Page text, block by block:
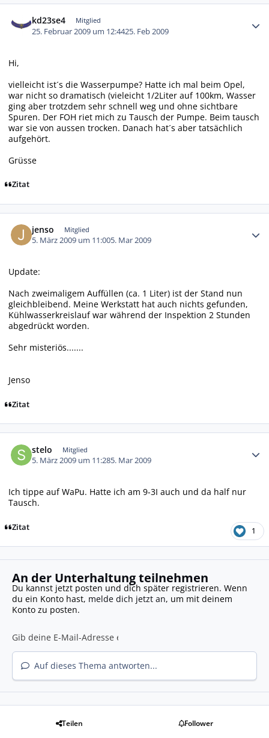
kd23se4 Mitglied
25. Februar 2009 um 12:4425. Feb 2009
Hi,
vielleicht ist´s die Wasserpumpe? Hatte ich mal beim Opel,
war nicht so dramatisch (vieleicht 1/2Liter auf 100km, Wasser
ging aber trotzdem sehr schnell weg und ohne sichtbare
Spuren. Der FOH riet mich zu Tausch der Pumpe. Beim tausch
war sie von aussen trocken. Danach hat´s aber tatsächlich
aufgehört.
Grüsse
Zitat
jenso Mitglied
5. März 2009 um 11:005. Mar 2009
Update:
Nach zweimaligem Auffüllen (ca. 1 Liter) ist der Stand nun
gleichbleibend. Meine Werkstatt hat auch nichts gefunden,
Kühlwasserkreislauf war während der Inspektion 2 Stunden
abgedrückt worden.
Sehr misteriös.......
Jenso
Zitat
stelo Mitglied
5. März 2009 um 11:285. Mar 2009
Ich tippe auf WaPu. Hatte ich am 9-3I auch und da half nur
Tausch.
Zitat 1
An der Unterhaltung teilnehmen
Du kannst jetzt posten und dich später registrieren. Wenn
du ein Konto hast, melde dich jetzt an, um mit deinem
Konto zu posten.
Auf dieses Thema antworten...
Teilen Follower